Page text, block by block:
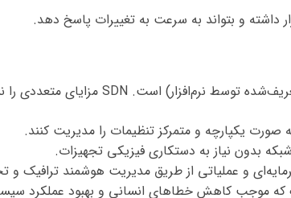
و بتواند به سرعت به تغییرات پاسخ دهد.
صورت یکپارچه و متمرکز تنظیمات را مدیریت کنند.
بدون نیاز به دستکاری فیزیکی تجهیزات.
و عملیاتی از طریق مدیریت هوشمند ترافیک
که موجب کاهش خطاهای انسانی و بهبود عملکرد